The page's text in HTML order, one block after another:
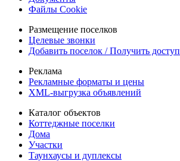
Файлы Cookie
Размещение поселков
Целевые звонки
Добавить поселок / Получить доступ
Реклама
Рекламные форматы и цены
XML-выгрузка объявлений
Каталог объектов
Коттеджные поселки
Дома
Участки
Таунхаусы и дуплексы